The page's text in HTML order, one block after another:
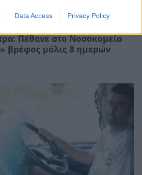
Data Access Privacy Policy
Πέθανε στο Νοσοκομείο
βρέφος μόλις 8 ημερών